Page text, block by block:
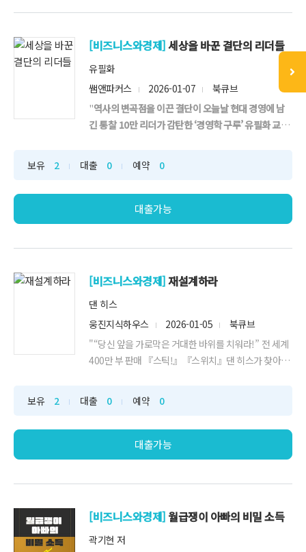
[비즈니스와경제]세상을 바꾼 결단의 리더들
유필화
쌤앤파커스
2026-01-07
북큐브
"역사의 변곡점을 이끈 결단이 오늘날 현대 경영에 남
긴 통찰 10만 리더가 감탄한 ‘경영학 구루’ 유필화 교수
보유
2 대출 0 예약 0
대출가능
[비즈니스와경제]재설계하라
댄 히스
웅진지식하우스
2026-01-05
북큐브
"“당신 앞을 가로막은 거대한 바위를 치워라!” 전 세계
400만 부 판매 『스틱!』『스위치』댄 히스가 찾아낸
경영 개선 및 "
보유 2 대출 0 예약 0
대출가능
[비즈니스와경제] 월급쟁이 아빠의 비밀 소득
곽기현 저